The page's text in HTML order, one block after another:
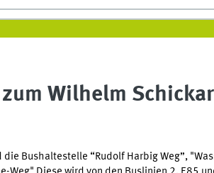
Wilhelm
Bushaltestelle “Rudolf Harbig Weg”,